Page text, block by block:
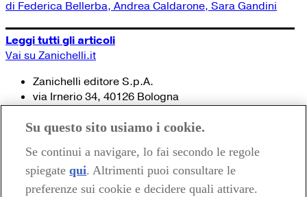
di Federica Bellerba, Andrea Caldarone, Sara Gandini
Leggi tutti gli articoli
Vai su Zanichelli.it
Zanichelli editore S.p.A.
via Irnerio 34, 40126 Bologna
Tel. 051- 293.111 / 245.024
© 2020 Zanichelli Editore spa
Su questo sito usiamo i cookie.
Se continui a navigare, lo fai secondo le regole
spiegate qui. Altrimenti puoi consultare le
preferenze sui cookie e decidere quali attivare.